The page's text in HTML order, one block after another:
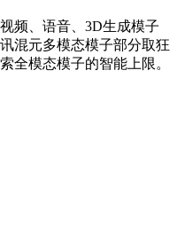
频、语音、3D生成模子
混元多模态模子部分取狂
全模态模子的智能上限。